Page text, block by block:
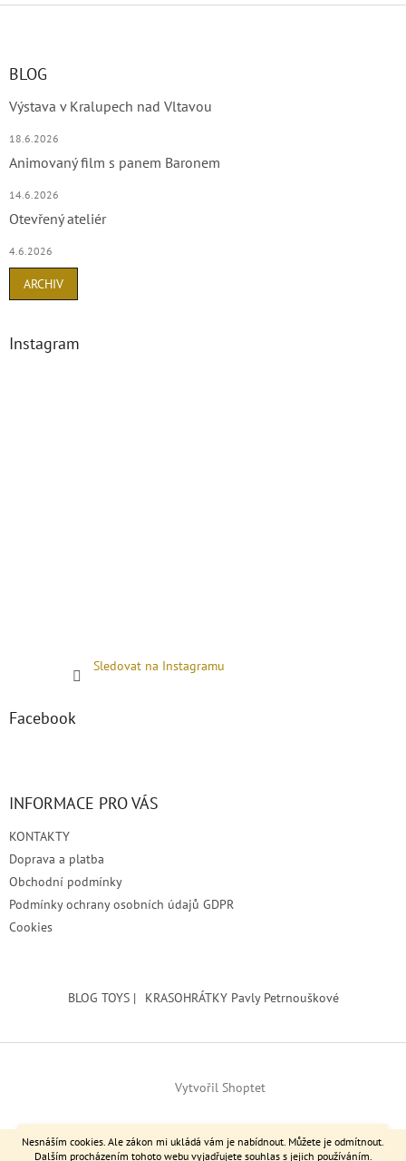
Nesnáším cookies. Ale zákon mi ukládá vám je nabídnout. Můžete je odmítnout.
Dalším procházením tohoto webu vyjadřujete souhlas s jejich používáním.
Srdečně zvu výstavu do Kralup nad Vltavou >> Městské muzeum
17.6.-29.8.2026
Z
BLOG
Výstava v Kralupech nad Vltavou
18.6.2026
Animovaný film s panem Baronem
14.6.2026
Otevřený ateliér
4.6.2026
ARCHIV
Instagram
Sledovat na Instagramu
Facebook
INFORMACE PRO VÁS
KONTAKTY
Doprava a platba
Obchodní podmínky
Podmínky ochrany osobních údajů GDPR
Cookies
BLOG TOYS | KRASOHRÁTKY Pavly Petrnouškové
Vytvořil Shoptet
Copyright 2026 Brodita. Všechna práva vyhrazena.